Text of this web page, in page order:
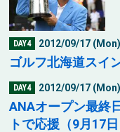
DAY4 2012/09/17 (Mon)
ゴルフ北海道スイ
DAY4 2012/09/17 (Mon)
ANAオープン最終
トで応援（9月17日